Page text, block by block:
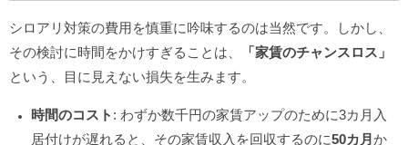
シロアリ対策の費用を慎重に吟味するのは当然です。しかし、
その検討に時間をかけすぎることは、
「家賃のチャンスロス」
という、目に見えない損失を生みます。
時間のコスト : わずか数千円の家賃アップのために3カ月入
居付けが遅れると、その家賃収入を回収するのに50カ月 か